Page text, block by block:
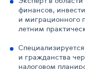
финансов,
и миграционного
летним
и гражданства
налоговом